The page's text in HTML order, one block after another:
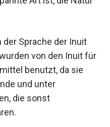
der Sprache der Inuit
von den Inuit für
benutzt, da sie
und unter
die sonst